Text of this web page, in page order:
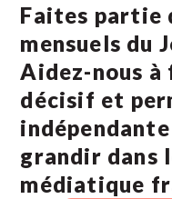
Faites partie
mensuels du
Aidez-nous à
décisif et
grandir dans
médiatique